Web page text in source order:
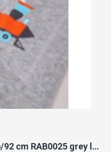
Zeķubikses rāpošanai 86/92 cm RAB0025 grey loco